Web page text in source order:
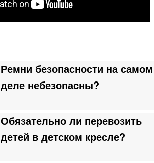
Ремни безопасности на самом
деле небезопасны?
Обязательно ли перевозить
детей в детском кресле?